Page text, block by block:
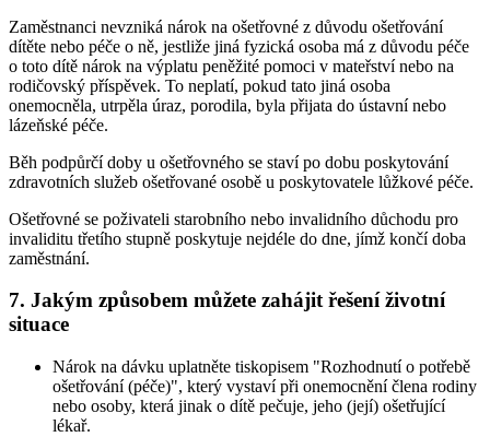
Zaměstnanci nevzniká nárok na ošetřovné z důvodu ošetřování
dítěte nebo péče o ně, jestliže jiná fyzická osoba má z důvodu péče
o toto dítě nárok na výplatu peněžité pomoci v mateřství nebo na
rodičovský příspěvek. To neplatí, pokud tato jiná osoba
onemocněla, utrpěla úraz, porodila, byla přijata do ústavní nebo
lázeňské péče.
Běh podpůrčí doby u ošetřovného se staví po dobu poskytování
zdravotních služeb ošetřované osobě u poskytovatele lůžkové péče.
Ošetřovné se poživateli starobního nebo invalidního důchodu pro
invaliditu třetího stupně poskytuje nejdéle do dne, jímž končí doba
zaměstnání.
7. Jakým způsobem můžete zahájit řešení životní
situace
Nárok na dávku uplatněte tiskopisem "Rozhodnutí o potřebě
ošetřování (péče)", který vystaví při onemocnění člena rodiny
nebo osoby, která jinak o dítě pečuje, jeho (její) ošetřující
lékař.